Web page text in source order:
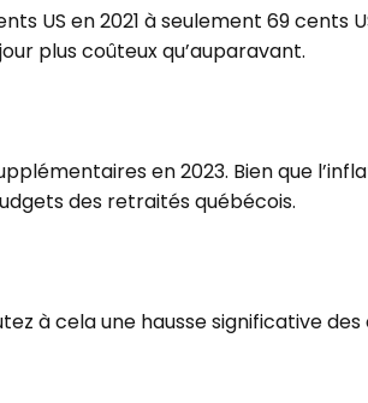
US en 2021 à seulement 69 cents
plus coûteux qu’auparavant.
en 2023. Bien que
des retraités québécois.
à cela une hausse significative